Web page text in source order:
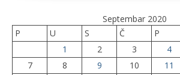
Septembar 2020
P
U S Č P
1
2 3 4
7
8 9 10 11